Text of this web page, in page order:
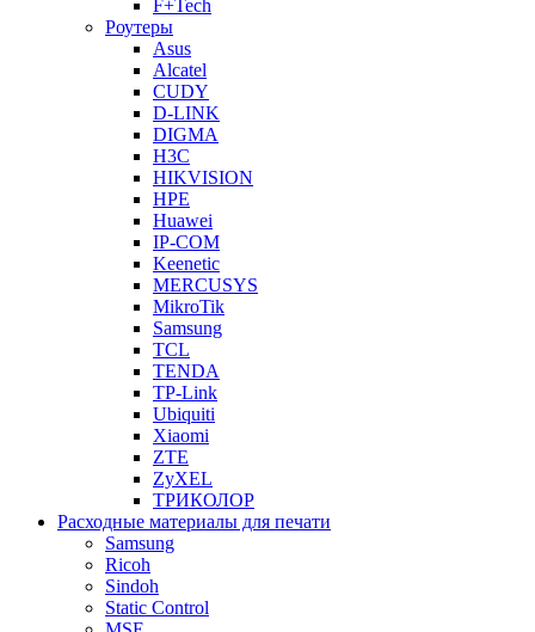
F+Tech
Роутеры
Asus
Alcatel
CUDY
D-LINK
DIGMA
H3C
HIKVISION
HPE
Huawei
IP-COM
Keenetic
MERCUSYS
MikroTik
Samsung
TCL
TENDA
TP-Link
Ubiquiti
Xiaomi
ZTE
ZyXEL
ТРИКОЛОР
Расходные материалы для печати
Samsung
Ricoh
Sindoh
Static Control